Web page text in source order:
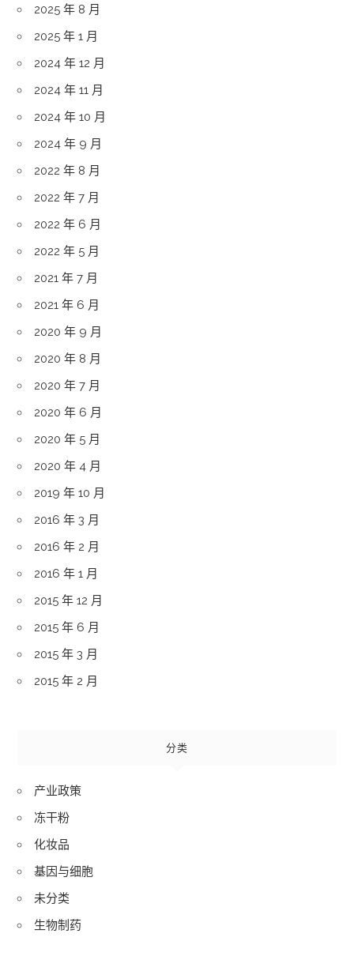
2025 年 8 月
2025 年 1 月
2024 年 12 月
2024 年 11 月
2024 年 10 月
2024 年 9 月
2022 年 8 月
2022 年 7 月
2022 年 6 月
2022 年 5 月
2021 年 7 月
2021 年 6 月
2020 年 9 月
2020 年 8 月
2020 年 7 月
2020 年 6 月
2020 年 5 月
2020 年 4 月
2019 年 10 月
2016 年 3 月
2016 年 2 月
2016 年 1 月
2015 年 12 月
2015 年 6 月
2015 年 3 月
2015 年 2 月
分类
产业政策
冻干粉
化妆品
基因与细胞
未分类
生物制药